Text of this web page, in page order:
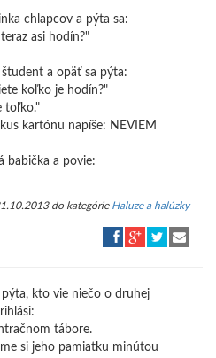
chlapcov a pýta sa:
asi hodín?"
a opäť sa pýta:
koľko je hodín?"
toľko."
kartónu napíše: NEVIEM
babička a povie:
do kategórie Haluze a halúzky
kto vie niečo o druhej
tábore.
si jeho pamiatku minútou